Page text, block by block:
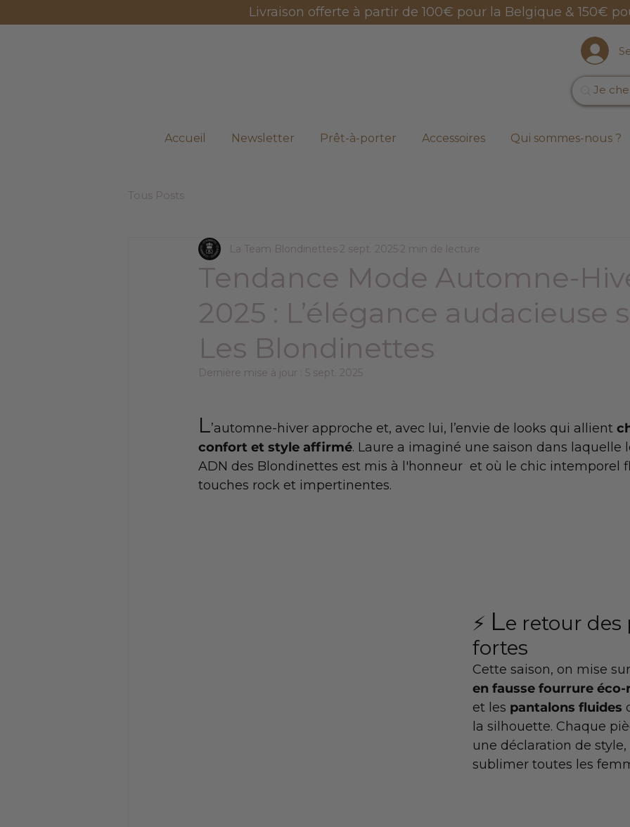
Livraison offerte à partir de 100€ pour la Belgique & 150€
Accueil Newsletter Prêt-à-porter Accessoires Qui sommes-nous ?
Tous Posts
Tendance Mode Automne-
2025 : L’élégance audacieuse
Les Blondinettes
La Team Blondinettes 2 sept. 2025 2 min de lecture
Dernière mise à jour : 5 sept. 2025
L’automne-hiver approche et, avec lui, l’envie de looks qui allient
confort et style affirmé. Laure a imaginé une saison dans laquelle
ADN des Blondinettes est mis à l'honneur  et où le chic intemporel
touches rock et impertinentes.
⚡️ Le retour des
fortes
Cette saison, on mise
en fausse fourrure éco-
et les pantalons fluides
la silhouette. Chaque
une déclaration de
sublimer toutes les